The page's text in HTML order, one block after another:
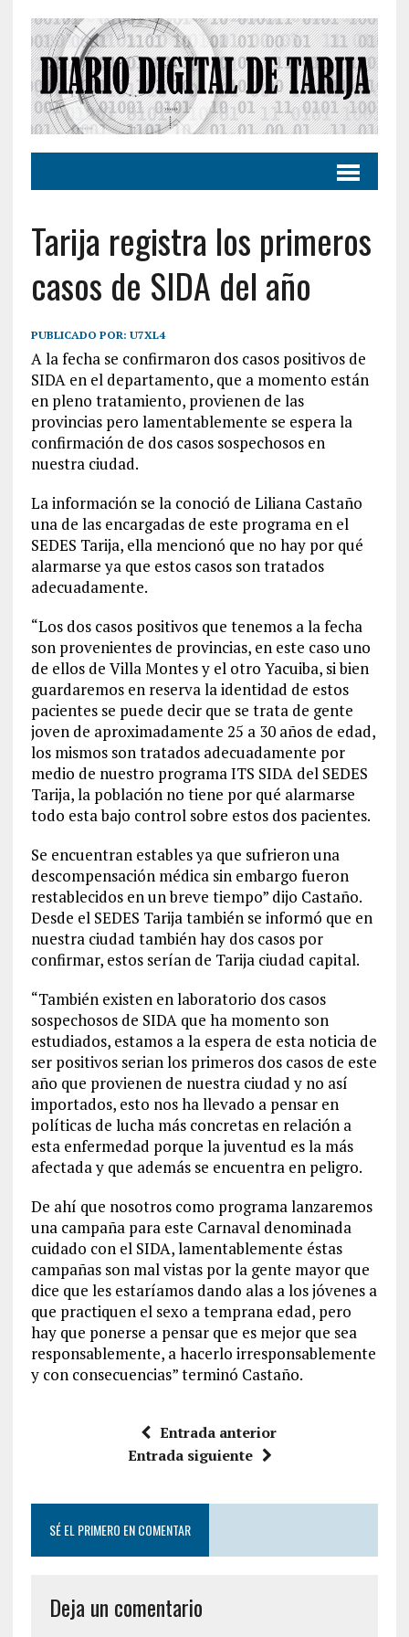
Tarija registra los primeros
casos de SIDA del año
PUBLICADO POR: U7XL4
A la fecha se confirmaron dos casos positivos de
SIDA en el departamento, que a momento están
en pleno tratamiento, provienen de las
provincias pero lamentablemente se espera la
confirmación de dos casos sospechosos en
nuestra ciudad.
La información se la conoció de Liliana Castaño
una de las encargadas de este programa en el
SEDES Tarija, ella mencionó que no hay por qué
alarmarse ya que estos casos son tratados
adecuadamente.
“Los dos casos positivos que tenemos a la fecha
son provenientes de provincias, en este caso uno
de ellos de Villa Montes y el otro Yacuiba, si bien
guardaremos en reserva la identidad de estos
pacientes se puede decir que se trata de gente
joven de aproximadamente 25 a 30 años de edad,
los mismos son tratados adecuadamente por
medio de nuestro programa ITS SIDA del SEDES
Tarija, la población no tiene por qué alarmarse
todo esta bajo control sobre estos dos pacientes.
Se encuentran estables ya que sufrieron una
descompensación médica sin embargo fueron
restablecidos en un breve tiempo” dijo Castaño.
Desde el SEDES Tarija también se informó que en
nuestra ciudad también hay dos casos por
confirmar, estos serían de Tarija ciudad capital.
“También existen en laboratorio dos casos
sospechosos de SIDA que ha momento son
estudiados, estamos a la espera de esta noticia de
ser positivos serian los primeros dos casos de este
año que provienen de nuestra ciudad y no así
importados, esto nos ha llevado a pensar en
políticas de lucha más concretas en relación a
esta enfermedad porque la juventud es la más
afectada y que además se encuentra en peligro.
De ahí que nosotros como programa lanzaremos
una campaña para este Carnaval denominada
cuidado con el SIDA, lamentablemente éstas
campañas son mal vistas por la gente mayor que
dice que les estaríamos dando alas a los jóvenes a
que practiquen el sexo a temprana edad, pero
hay que ponerse a pensar que es mejor que sea
responsablemente, a hacerlo irresponsablemente
y con consecuencias” terminó Castaño.
Entrada anterior
Entrada siguiente
SÉ EL PRIMERO EN COMENTAR
Deja un comentario